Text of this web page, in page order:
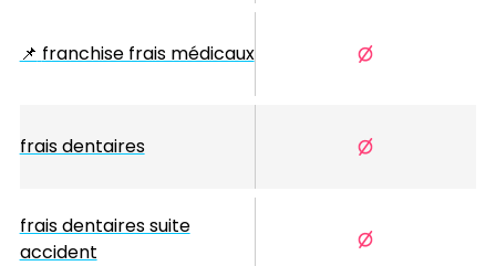
📌 franchise frais médicaux
frais dentaires
frais dentaires suite
accident